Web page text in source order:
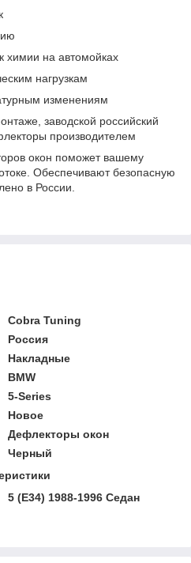
химии на автомойках
нагрузкам
изменениям
заводской российский
производителем
окон поможет вашему
Обеспечивают безопасную
в России.
Cobra Tuning
Россия
Накладные
BMW
5-Series
Новое
Дефлекторы окон
Черный
5 (E34) 1988-1996 Седан